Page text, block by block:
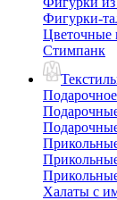
Фигурки-
Цветочные
Стимпанк
Халаты с